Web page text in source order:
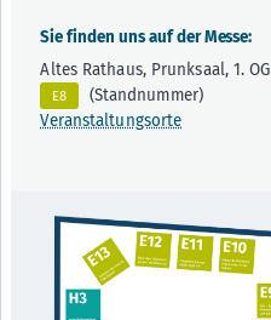
Sie finden uns auf der Messe:
Altes Rathaus, Prunksaal, 1. OG
E8
(Standnummer)
Veranstaltungsorte